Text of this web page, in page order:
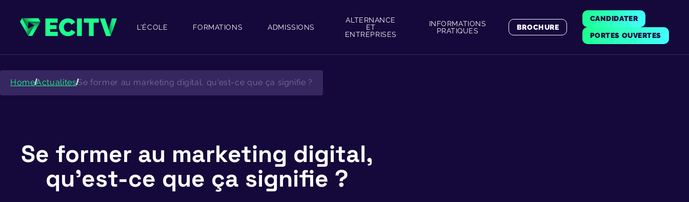
content
L’ÉCOLE FORMATIONS ADMISSIONS
ALTERNANCE
ET
ENTREPRISES
INFORMATIONS
PRATIQUES
BROCHURE
CANDIDATER
PORTES OUVERTES
HomeActualitesSe former au marketing digital, qu'est-ce que ça signifie ?
Se former au marketing digital,
qu’est-ce que ça signifie ?